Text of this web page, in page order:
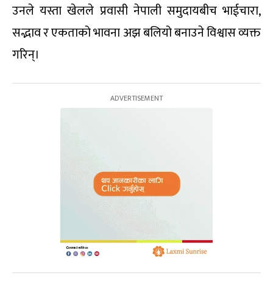
उनले यस्ता खेलले प्रवासी नेपाली समुदायबीच भाईचारा,
सद्भाव र एकताको भावना अझ बलियो बनाउने विश्वास व्यक्त
गरिन्।